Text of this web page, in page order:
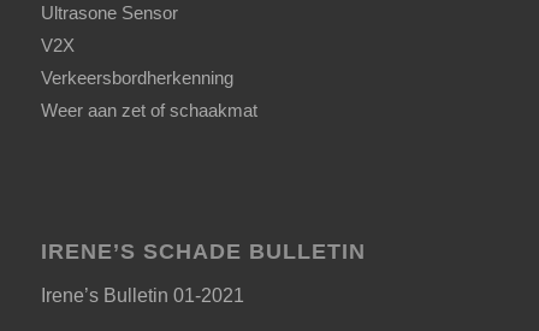
Ultrasone Sensor
V2X
Verkeersbordherkenning
Weer aan zet of schaakmat
IRENE’S SCHADE BULLETIN
Irene’s Bulletin 01-2021